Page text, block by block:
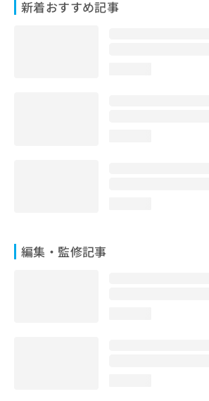
新着おすすめ記事
編集・監修記事
お